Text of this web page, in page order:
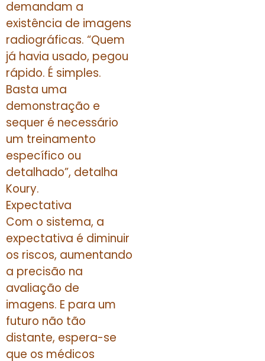
demandam a
existência de imagens
radiográficas. “Quem
já havia usado, pegou
rápido. É simples.
Basta uma
demonstração e
sequer é necessário
um treinamento
específico ou
detalhado”, detalha
Koury.
Expectativa
Com o sistema, a
expectativa é diminuir
os riscos, aumentando
a precisão na
avaliação de
imagens. E para um
futuro não tão
distante, espera-se
que os médicos